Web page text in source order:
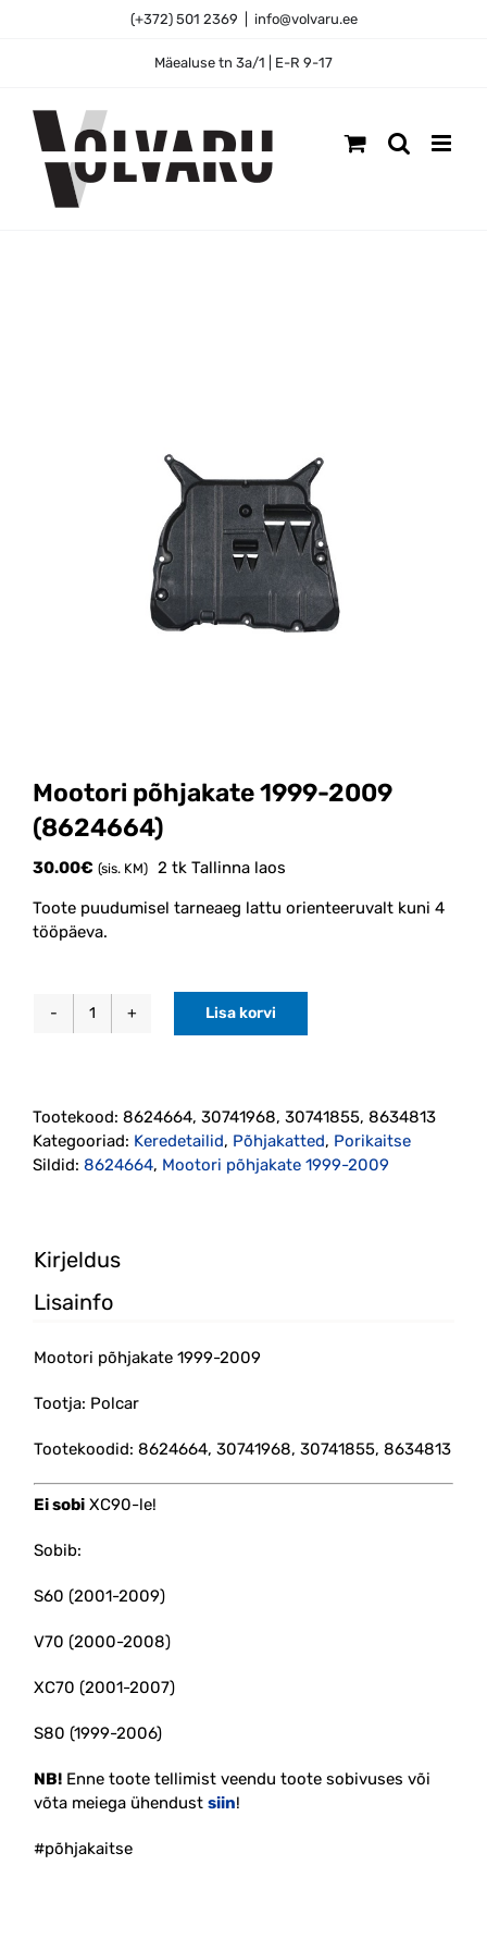
(+372) 501 2369 info@volvaru.ee
Mäealuse tn 3a/1 | E-R 9-17
Mootori põhjakate 1999-2009
(8624664)
30.00€ (sis. KM) 2 tk Tallinna laos
Toote puudumisel tarneaeg lattu orienteeruvalt kuni 4
tööpäeva.
Mootori
(8624664)
kogus
Lisa korvi
Tootekood: 8624664, 30741968, 30741855, 8634813
Kategooriad: Keredetailid, Põhjakatted, Porikaitse
Sildid: 8624664, Mootori põhjakate 1999-2009
Kirjeldus
Lisainfo
Mootori põhjakate 1999-2009
Tootja: Polcar
Tootekoodid: 8624664, 30741968, 30741855, 8634813
Ei sobi XC90-le!
Sobib:
S60 (2001-2009)
V70 (2000-2008)
XC70 (2001-2007)
S80 (1999-2006)
NB! Enne toote tellimist veendu toote sobivuses või
võta meiega ühendust siin!
#põhjakaitse